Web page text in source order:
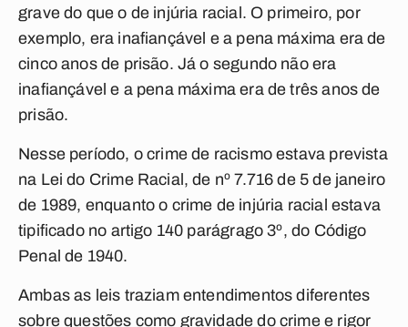
grave do que o de injúria racial. O primeiro, por
exemplo, era inafiançável e a pena máxima era de
cinco anos de prisão. Já o segundo não era
inafiançável e a pena máxima era de três anos de
prisão.
Nesse período, o crime de racismo estava prevista
na Lei do Crime Racial, de nº 7.716 de 5 de janeiro
de 1989, enquanto o crime de injúria racial estava
tipificado no artigo 140 parágrago 3º, do Código
Penal de 1940.
Ambas as leis traziam entendimentos diferentes
sobre questões como gravidade do crime e rigor